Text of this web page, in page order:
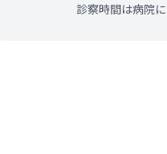
診察時間は病院